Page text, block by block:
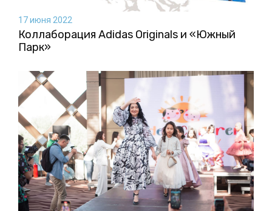
17 июня 2022
Коллаборация Аdidas Originals и «Южный
Парк»